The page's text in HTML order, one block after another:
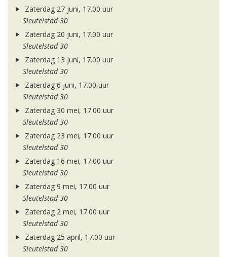
Zaterdag 27 juni, 17.00 uur
Sleutelstad 30
Zaterdag 20 juni, 17.00 uur
Sleutelstad 30
Zaterdag 13 juni, 17.00 uur
Sleutelstad 30
Zaterdag 6 juni, 17.00 uur
Sleutelstad 30
Zaterdag 30 mei, 17.00 uur
Sleutelstad 30
Zaterdag 23 mei, 17.00 uur
Sleutelstad 30
Zaterdag 16 mei, 17.00 uur
Sleutelstad 30
Zaterdag 9 mei, 17.00 uur
Sleutelstad 30
Zaterdag 2 mei, 17.00 uur
Sleutelstad 30
Zaterdag 25 april, 17.00 uur
Sleutelstad 30